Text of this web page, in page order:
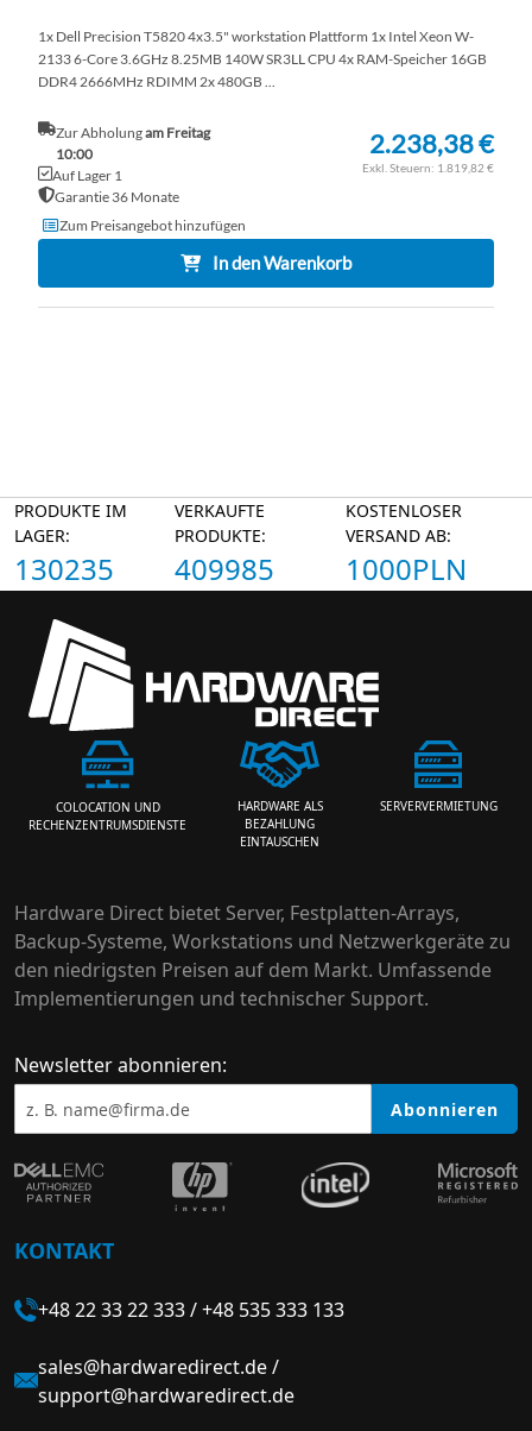
1x Dell Precision T5820 4x3.5" workstation Plattform 1x Intel Xeon W-
2133 6-Core 3.6GHz 8.25MB 140W SR3LL CPU 4x RAM-Speicher 16GB
DDR4 2666MHz RDIMM 2x 480GB ...
Zur Abholungam Freitag
10:00
Auf Lager 1
Garantie 36 Monate
2.238,38 €
1.819,82 €
Zum Preisangebot hinzufügen
In den Warenkorb
PRODUKTE IM
LAGER:
130235
VERKAUFTE
PRODUKTE:
409985
KOSTENLOSER
VERSAND AB:
1000PLN
COLOCATION UND
RECHENZENTRUMSDIENSTE
HARDWARE ALS
BEZAHLUNG
EINTAUSCHEN
SERVERVERMIETUNG
Hardware Direct bietet Server, Festplatten-Arrays,
Backup-Systeme, Workstations und Netzwerkgeräte zu
den niedrigsten Preisen auf dem Markt. Umfassende
Implementierungen und technischer Support.
Newsletter abonnieren:
Abonnieren
KONTAKT
+48 22 33 22 333/+48 535 333 133
sales@hardwaredirect.de/
support@hardwaredirect.de